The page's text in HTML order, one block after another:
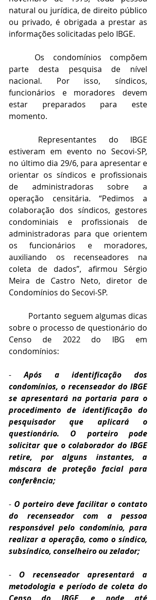
natural ou jurídica, de direito público
ou privado, é obrigada a prestar as
informações solicitadas pelo IBGE.
Os condomínios compõem
parte desta pesquisa de nível
nacional. Por isso, síndicos,
funcionários e moradores devem
estar preparados para este
momento.
Representantes do IBGE
estiveram em evento no Secovi-SP,
no último dia 29/6, para apresentar e
orientar os síndicos e profissionais
de administradoras sobre a
operação censitária. “Pedimos a
colaboração dos síndicos, gestores
condominiais e profissionais de
administradoras para que orientem
os funcionários e moradores,
auxiliando os recenseadores na
coleta de dados”, afirmou Sérgio
Meira de Castro Neto, diretor de
Condomínios do Secovi-SP.
Portanto seguem algumas dicas
sobre o processo de questionário do
Censo de 2022 do IBG em
condomínios:
- Após a identificação dos
condomínios, o recenseador do IBGE
se apresentará na portaria para o
procedimento de identificação do
pesquisador que aplicará o
questionário. O porteiro pode
solicitar que o colaborador do IBGE
retire, por alguns instantes, a
máscara de proteção facial para
conferência;
- O porteiro deve facilitar o contato
do recenseador com a pessoa
responsável pelo condomínio, para
realizar a operação, como o síndico,
subsíndico, conselheiro ou zelador;
- O recenseador apresentará a
metodologia e período de coleta do
Censo do IBGE, e pode até